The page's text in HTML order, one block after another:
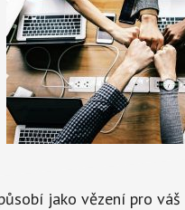
jako vězení pro